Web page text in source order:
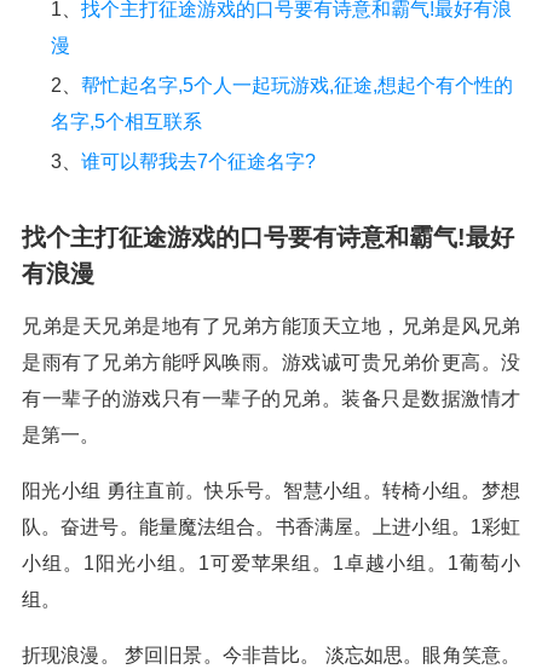
1、 找个主打征途游戏的口号要有诗意和霸气!最好有浪
漫
2、 帮忙起名字,5个人一起玩游戏,征途,想起个有个性的
名字,5个相互联系
3、 谁可以帮我去7个征途名字?
找个主打征途游戏的口号要有诗意和霸气!最好
有浪漫
兄弟是天兄弟是地有了兄弟方能顶天立地，兄弟是风兄弟
是雨有了兄弟方能呼风唤雨。游戏诚可贵兄弟价更高。没
有一辈子的游戏只有一辈子的兄弟。装备只是数据激情才
是第一。
阳光小组 勇往直前。快乐号。智慧小组。转椅小组。梦想
队。奋进号。能量魔法组合。书香满屋。上进小组。1彩虹
小组。1阳光小组。1可爱苹果组。1卓越小组。1葡萄小
组。
折现浪漫。 梦回旧景。今非昔比。 淡忘如思。眼角笑意。